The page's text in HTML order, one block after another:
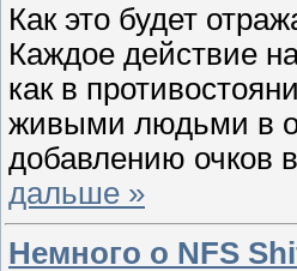
Как это будет
Каждое действие
как в
живыми людьми в
добавлению очков
дальше »
Немного о NFS